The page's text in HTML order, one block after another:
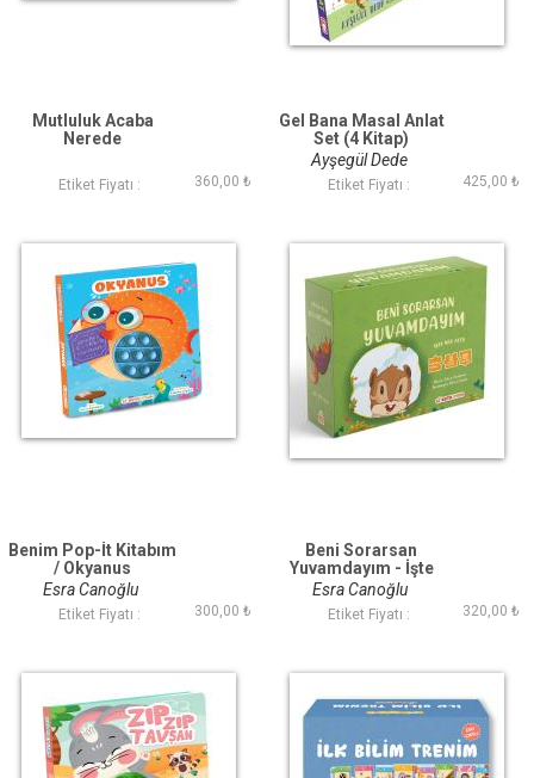
Mutluluk Acaba
Nerede
Etiket Fiyatı : 360,00 ₺
Gel Bana Masal Anlat
Set (4 Kitap)
Ayşegül Dede
Etiket Fiyatı : 425,00 ₺
Benim Pop-İt Kitabım
/ Okyanus
Esra Canoğlu
Etiket Fiyatı : 300,00 ₺
Beni Sorarsan
Yuvamdayım - İşte
Yer Altı
Esra Canoğlu
Etiket Fiyatı : 320,00 ₺